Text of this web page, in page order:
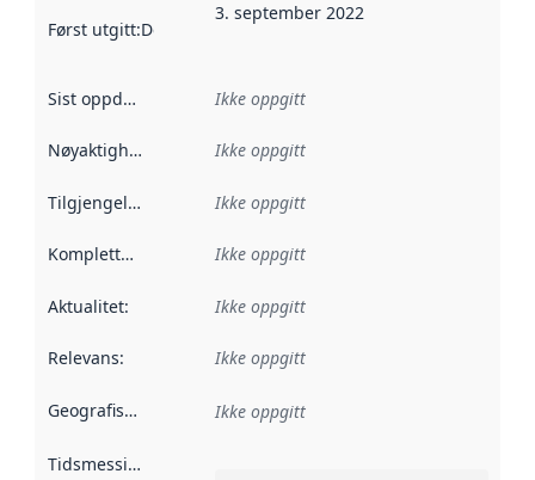
Først utgitt:Denne datoen sier når dataene i dette
3. september 2022
Sist oppdatert Ikke oppgitt
Nøyaktighet Ikke oppgitt
Tilgjengelighet Ikke oppgitt
Kompletthet Ikke oppgitt
Aktualitet: Ikke oppgitt
Relevans: Ikke oppgitt
Geografisk avgrensning :
Ikke oppgitt
Tidsmessig avgrensning